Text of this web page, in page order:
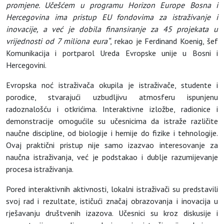
promjene. Učešćem u programu Horizon Europe Bosna i
Hercegovina ima pristup EU fondovima za istraživanje i
inovacije, a već je dobila finansiranje za 45 projekata u
vrijednosti od 7 miliona eura“, rekao je Ferdinand Koenig, šef
Komunikacija i portparol Ureda Evropske unije u Bosni i
Hercegovini.
Evropska noć istraživača okupila je istraživače, studente i
porodice, stvarajući uzbudljivu atmosferu ispunjenu
radoznalošću i otkrićima. Interaktivne izložbe, radionice i
demonstracije omogućile su učesnicima da istraže različite
naučne discipline, od biologije i hemije do fizike i tehnologije.
Ovaj praktični pristup nije samo izazvao interesovanje za
naučna istraživanja, već je podstakao i dublje razumijevanje
procesa istraživanja.
Pored interaktivnih aktivnosti, lokalni istraživači su predstavili
svoj rad i rezultate, ističući značaj obrazovanja i inovacija u
rješavanju društvenih izazova. Učesnici su kroz diskusije i